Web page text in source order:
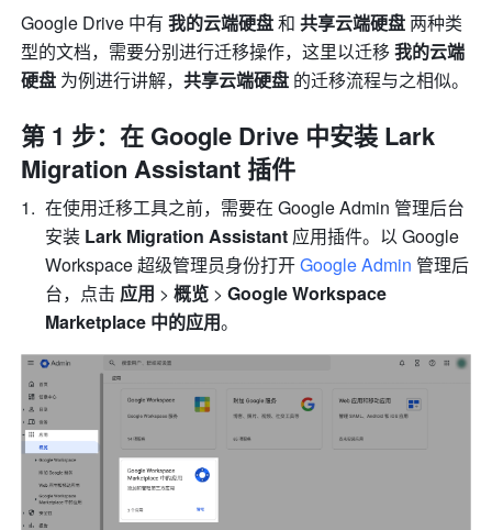
Google Drive 中有 我的云端硬盘 和 共享云端硬盘 两种类
型的文档，需要分别进行迁移操作，这里以迁移 我的云端
硬盘 为例进行讲解，共享云端硬盘 的迁移流程与之相似。
第 1 步：在 Google Drive 中安装 Lark
Migration Assistant 插件
在使用迁移工具之前，需要在 Google Admin 管理后台
安装 Lark Migration Assistant 应用插件。以 Google
Workspace 超级管理员身份打开 Google Admin 管理后
台，点击 应用 > 概览 > Google Workspace
Marketplace 中的应用。